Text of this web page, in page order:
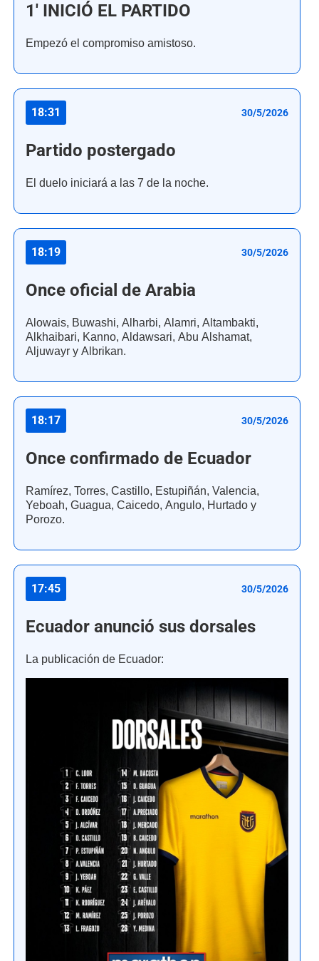
1' INICIÓ EL PARTIDO
Empezó el compromiso amistoso.
18:31 30/5/2026
Partido postergado
El duelo iniciará a las 7 de la noche.
18:19 30/5/2026
Once oficial de Arabia
Alowais, Buwashi, Alharbi, Alamri, Altambakti,
Alkhaibari, Kanno, Aldawsari, Abu Alshamat,
Aljuwayr y Albrikan.
18:17 30/5/2026
Once confirmado de Ecuador
Ramírez, Torres, Castillo, Estupiñán, Valencia,
Yeboah, Guagua, Caicedo, Angulo, Hurtado y
Porozo.
17:45 30/5/2026
Ecuador anunció sus dorsales
La publicación de Ecuador: